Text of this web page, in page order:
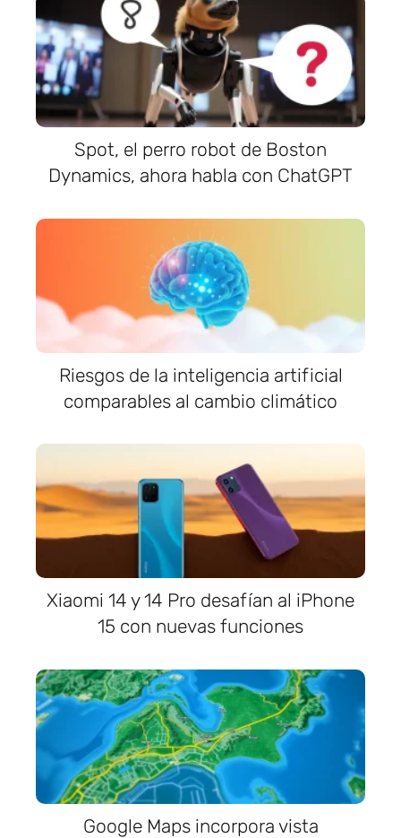
Spot, el perro robot de Boston
Dynamics, ahora habla con ChatGPT
Riesgos de la inteligencia artificial
comparables al cambio climático
Xiaomi 14 y 14 Pro desafían al iPhone
15 con nuevas funciones
Google Maps incorpora vista